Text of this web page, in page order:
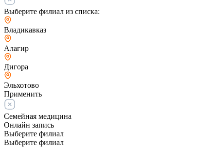
Выберите филиал из списка:
Владикавказ
Алагир
Дигора
Эльхотово
Применить
Семейная медицина
Онлайн запись
Выберите филиал
Выберите филиал